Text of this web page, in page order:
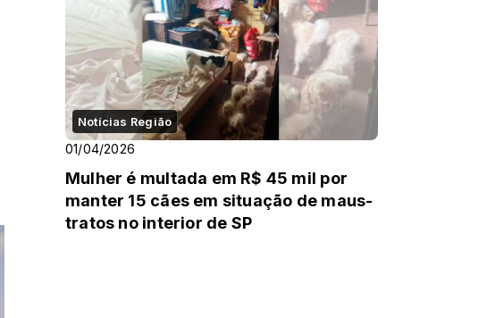
Notícias Região
01/04/2026
Mulher é multada em R$ 45 mil por
manter 15 cães em situação de maus-
tratos no interior de SP